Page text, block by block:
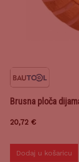
Brusna ploča
20,72 €
Dodaj u košaricu